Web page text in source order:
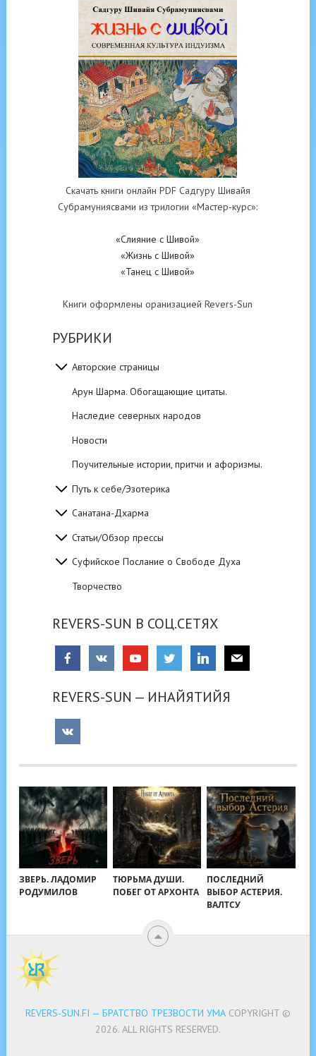
Скачать книги онлайн PDF Садгуру Шивайя
Субрамуниясвами из трилогии «Мастер-курс»:
«Слияние с Шивой»
«Жизнь с Шивой»
«Танец с Шивой»
Книги оформлены оранизацией Revers-Sun
РУБРИКИ
Авторские страницы
Арун Шарма. Обогащающие цитаты.
Наследие северных народов
Новости
Поучительные истории, притчи и афоризмы.
Путь к себе/Эзотерика
Санатана-Дхарма
Статьи/Обзор прессы
Суфийское Послание о Свободе Духа
Творчество
REVERS-SUN В СОЦ.СЕТЯХ
REVERS-SUN — ИНАЙЯТИЙЯ
ЗВЕРЬ. ЛАДОМИР
РОДУМИЛОВ
ТЮРЬМА ДУШИ.
ПОБЕГ ОТ АРХОНТА
ПОСЛЕДНИЙ
ВЫБОР АСТЕРИЯ.
ВАЛТСУ
REVERS-SUN.FI — БРАТСТВО ТРЕЗВОСТИ УМАCOPYRIGHT ©
2026. ALL RIGHTS RESERVED.